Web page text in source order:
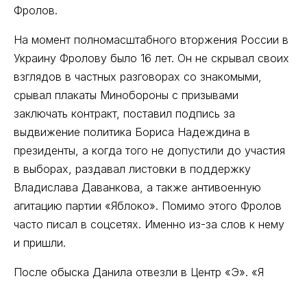
Фролов.
На момент полномасштабного вторжения России в
Украину Фролову было 16 лет. Он не скрывал своих
взглядов в частных разговорах со знакомыми,
срывал плакаты Минобороны с призывами
заключать контракт, поставил подпись за
выдвижение политика Бориса Надеждина в
президенты, а когда того не допустили до участия
в выборах, раздавал листовки в поддержку
Владислава Даванкова, а также антивоенную
агитацию партии «Яблоко». Помимо этого Фролов
часто писал в соцсетях. Именно из-за слов к нему
и пришли.
После обыска Данила отвезли в Центр «Э». «Я